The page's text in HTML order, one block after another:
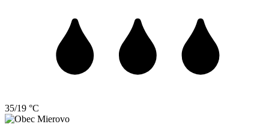
35/19 °C